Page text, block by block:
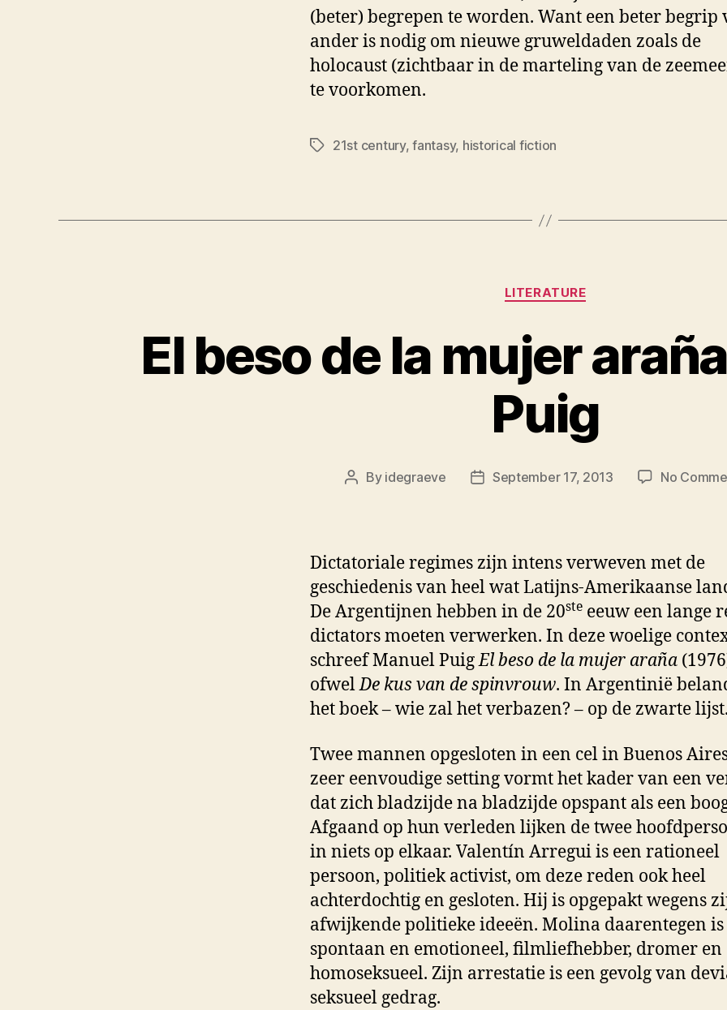
(beter) begrepen te worden. Want een beter begrip
ander is nodig om nieuwe gruweldaden zoals de
holocaust (zichtbaar in de marteling van de
te voorkomen.
Tags21st century,fantasy, historical fiction
Categories
LITERATURE
El beso de la mujer
Puig
Post
By idegraeve
PostSeptember 17, 2013 No
Dictatoriale regimes zijn intens verweven met de
geschiedenis van heel wat Latijns-Amerikaanse
De Argentijnen hebben in de 20ste eeuw een lange
dictators moeten verwerken. In deze woelige
schreef Manuel PuigEl beso de la mujer araña
ofwelDe kus van de spinvrouw. In Argentinië
het boek – wie zal het verbazen? – op de zwarte lijst.
Twee mannen opgesloten in een cel in Buenos
zeer eenvoudige setting vormt het kader van een
dat zich bladzijde na bladzijde opspant als een
Afgaand op hun verleden lijken de twee
in niets op elkaar. Valentín Arregui is een rationeel
persoon, politiek activist, om deze reden ook heel
achterdochtig en gesloten. Hij is opgepakt wegens
afwijkende politieke ideeën. Molina daarentegen is
spontaan en emotioneel, filmliefhebber, dromer en
homoseksueel. Zijn arrestatie is een gevolg van
seksueel gedrag.